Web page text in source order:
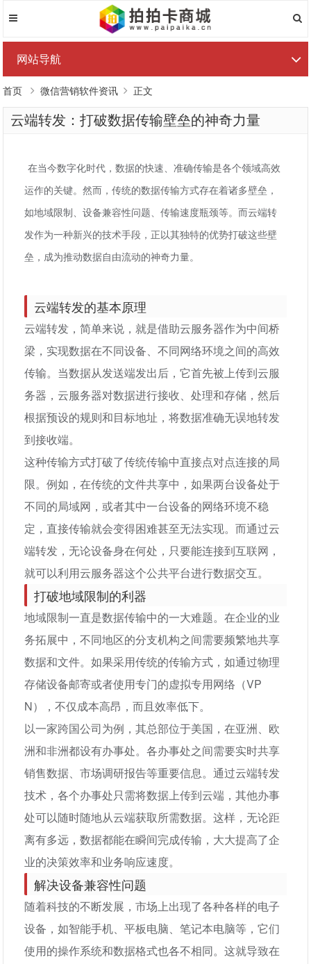
网站导航
首页 微信营销软件资讯 正文
云端转发：打破数据传输壁垒的神奇力量
在当今数字化时代，数据的快速、准确传输是各个领域高效
运作的关键。然而，传统的数据传输方式存在着诸多壁垒，
如地域限制、设备兼容性问题、传输速度瓶颈等。而云端转
发作为一种新兴的技术手段，正以其独特的优势打破这些壁
垒，成为推动数据自由流动的神奇力量。
云端转发的基本原理
云端转发，简单来说，就是借助云服务器作为中间桥
梁，实现数据在不同设备、不同网络环境之间的高效
传输。当数据从发送端发出后，它首先被上传到云服
务器，云服务器对数据进行接收、处理和存储，然后
根据预设的规则和目标地址，将数据准确无误地转发
到接收端。
这种传输方式打破了传统传输中直接点对点连接的局
限。例如，在传统的文件共享中，如果两台设备处于
不同的局域网，或者其中一台设备的网络环境不稳
定，直接传输就会变得困难甚至无法实现。而通过云
端转发，无论设备身在何处，只要能连接到互联网，
就可以利用云服务器这个公共平台进行数据交互。
打破地域限制的利器
地域限制一直是数据传输中的一大难题。在企业的业
务拓展中，不同地区的分支机构之间需要频繁地共享
数据和文件。如果采用传统的传输方式，如通过物理
存储设备邮寄或者使用专门的虚拟专用网络（VP
N），不仅成本高昂，而且效率低下。
以一家跨国公司为例，其总部位于美国，在亚洲、欧
洲和非洲都设有办事处。各办事处之间需要实时共享
销售数据、市场调研报告等重要信息。通过云端转发
技术，各个办事处只需将数据上传到云端，其他办事
处可以随时随地从云端获取所需数据。这样，无论距
离有多远，数据都能在瞬间完成传输，大大提高了企
业的决策效率和业务响应速度。
解决设备兼容性问题
随着科技的不断发展，市场上出现了各种各样的电子
设备，如智能手机、平板电脑、笔记本电脑等，它们
使用的操作系统和数据格式也各不相同。这就导致在